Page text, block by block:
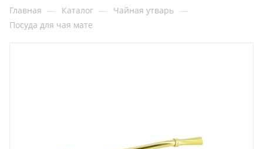
Главная — Каталог — Чайная утварь —
Посуда для чая мате